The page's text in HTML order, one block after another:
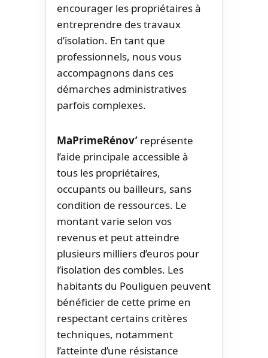
encourager les propriétaires à
entreprendre des travaux
d’isolation. En tant que
professionnels, nous vous
accompagnons dans ces
démarches administratives
parfois complexes.
MaPrimeRénov’ représente
l’aide principale accessible à
tous les propriétaires,
occupants ou bailleurs, sans
condition de ressources. Le
montant varie selon vos
revenus et peut atteindre
plusieurs milliers d’euros pour
l’isolation des combles. Les
habitants du Pouliguen peuvent
bénéficier de cette prime en
respectant certains critères
techniques, notamment
l’atteinte d’une résistance